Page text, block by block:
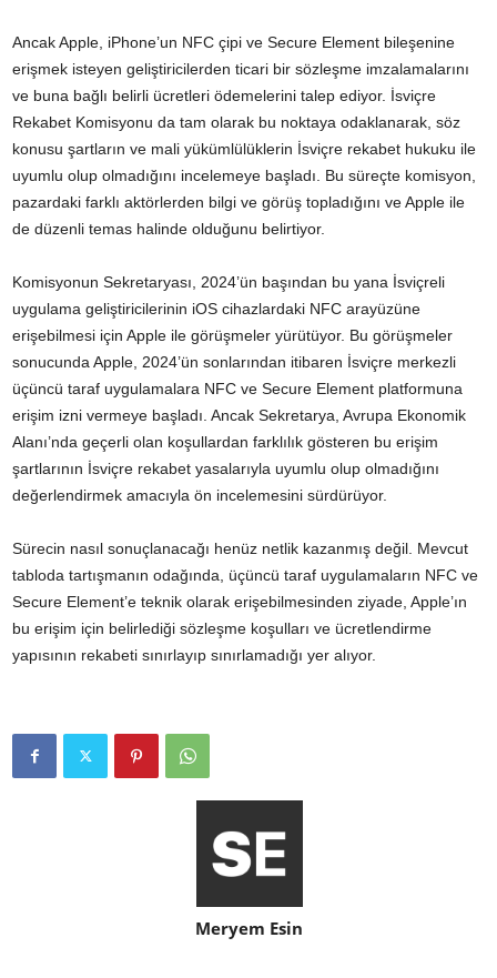
Ancak Apple, iPhone’un NFC çipi ve Secure Element bileşenine
erişmek isteyen geliştiricilerden ticari bir sözleşme imzalamalarını
ve buna bağlı belirli ücretleri ödemelerini talep ediyor. İsviçre
Rekabet Komisyonu da tam olarak bu noktaya odaklanarak, söz
konusu şartların ve mali yükümlülüklerin İsviçre rekabet hukuku ile
uyumlu olup olmadığını incelemeye başladı. Bu süreçte komisyon,
pazardaki farklı aktörlerden bilgi ve görüş topladığını ve Apple ile
de düzenli temas halinde olduğunu belirtiyor.
Komisyonun Sekretaryası, 2024’ün başından bu yana İsviçreli
uygulama geliştiricilerinin iOS cihazlardaki NFC arayüzüne
erişebilmesi için Apple ile görüşmeler yürütüyor. Bu görüşmeler
sonucunda Apple, 2024’ün sonlarından itibaren İsviçre merkezli
üçüncü taraf uygulamalara NFC ve Secure Element platformuna
erişim izni vermeye başladı. Ancak Sekretarya, Avrupa Ekonomik
Alanı’nda geçerli olan koşullardan farklılık gösteren bu erişim
şartlarının İsviçre rekabet yasalarıyla uyumlu olup olmadığını
değerlendirmek amacıyla ön incelemesini sürdürüyor.
Sürecin nasıl sonuçlanacağı henüz netlik kazanmış değil. Mevcut
tabloda tartışmanın odağında, üçüncü taraf uygulamaların NFC ve
Secure Element’e teknik olarak erişebilmesinden ziyade, Apple’ın
bu erişim için belirlediği sözleşme koşulları ve ücretlendirme
yapısının rekabeti sınırlayıp sınırlamadığı yer alıyor.
Meryem Esin